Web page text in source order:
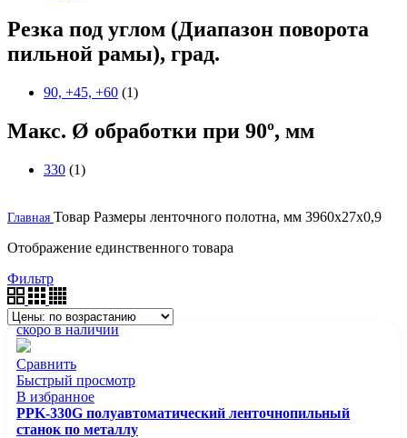
Резка под углом (Диапазон поворота
пильной рамы), град.
90, +45, +60 (1)
Макс. Ø обработки при 90º, мм
330 (1)
Главная Товар Размеры ленточного полотна, мм 3960х27х0,9
Отображение единственного товара
Фильтр
скоро в наличии
Сравнить
Быстрый просмотр
В избранное
PPK-330G полуавтоматический ленточнопильный
станок по металлу